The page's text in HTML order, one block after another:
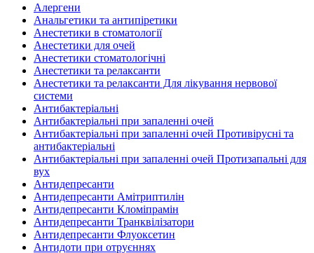
Алергени
Анальгетики та антипіретики
Анестетики в стоматології
Анестетики для очей
Анестетики стоматологічні
Анестетики та релаксанти
Анестетики та релаксанти Для лікування нервової
системи
Антибактеріальні
Антибактеріальні при запаленні очей
Антибактеріальні при запаленні очей Противірусні та
антибактеріальні
Антибактеріальні при запаленні очей Протизапальні для
вух
Антидепресанти
Антидепресанти Амітриптилін
Антидепресанти Кломіпрамін
Антидепресанти Транквілізатори
Антидепресанти Флуоксетин
Антидоти при отруєннях